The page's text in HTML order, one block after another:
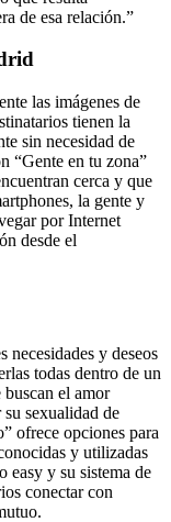
de esa relación.”
las imágenes de
tienen la
sin necesidad de
“Gente en tu zona”
cerca y que
la gente y
por Internet
desde el
necesidades y deseos
todas dentro de un
el amor
su sexualidad de
ofrece opciones para
y utilizadas
easy y su sistema de
conectar con